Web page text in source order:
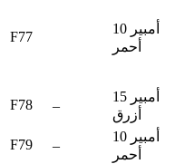
F77
10 أمبير
أحمر
F78
–
15 أمبير
أزرق
F79 –
10 أمبير
أحمر